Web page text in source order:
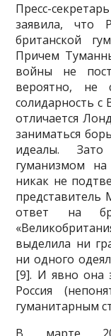
Пресс-
заявила, что
британской
Причем
войны не
вероятно, не
солидарность
отличается
заниматься
идеалы.
гуманизмом
никак не
ответ на
выделила ни
ни одного
[9]. И явно она
Россия
гуманитарным